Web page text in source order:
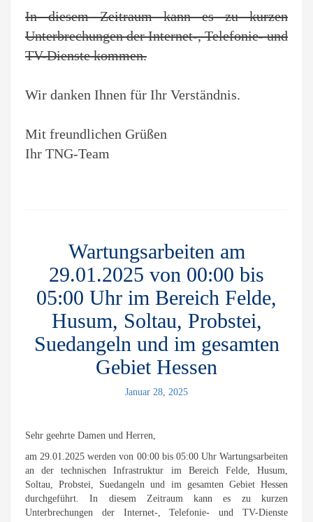
In diesem Zeitraum kann es zu kurzen
Unterbrechungen der Internet-, Telefonie- und
TV-Dienste kommen.
Wir danken Ihnen für Ihr Verständnis.
Mit freundlichen Grüßen
Ihr TNG-Team
Wartungsarbeiten am
29.01.2025 von 00:00 bis
05:00 Uhr im Bereich Felde,
Husum, Soltau, Probstei,
Suedangeln und im gesamten
Gebiet Hessen
Januar 28, 2025
Sehr geehrte Damen und Herren,
am 29.01.2025 werden von 00:00 bis 05:00 Uhr Wartungsarbeiten
an der technischen Infrastruktur im Bereich Felde, Husum,
Soltau, Probstei, Suedangeln und im gesamten Gebiet Hessen
durchgeführt. In diesem Zeitraum kann es zu kurzen
Unterbrechungen der Internet-, Telefonie- und TV-Dienste